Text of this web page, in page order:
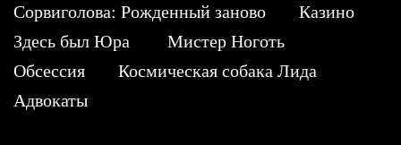
Сорвиголова: Рожденный заново
Казино
Здесь был Юра
Мистер Ноготь
Обсессия
Космическая собака Лида
Адвокаты